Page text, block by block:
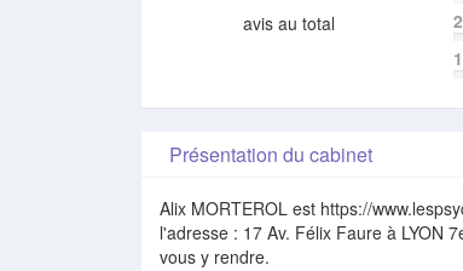
avis au total
2
1
Présentation du cabinet
Alix MORTEROL est https://
l'adresse : 17 Av. Félix Faure à LYON
vous y rendre.